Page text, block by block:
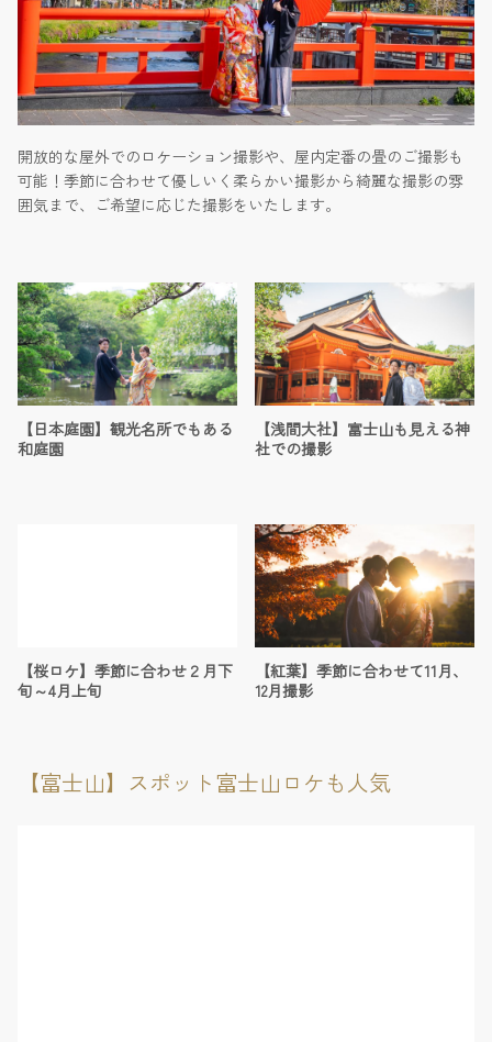
開放的な屋外でのロケーション撮影や、屋内定番の畳のご撮影も
可能！季節に合わせて優しいく柔らかい撮影から綺麗な撮影の雰
囲気まで、ご希望に応じた撮影をいたします。
【日本庭園】観光名所でもある
和庭園
【浅間大社】富士山も見える神
社での撮影
【桜ロケ】季節に合わせ２月下
旬～4月上旬
【紅葉】季節に合わせて11月、
12月撮影
【富士山】スポット富士山ロケも人気